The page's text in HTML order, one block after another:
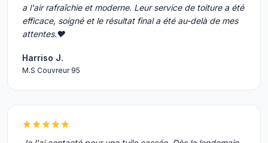
a l'air rafraîchie et moderne. Leur service de toiture a été
efficace, soigné et le résultat final a été au-delà de mes
attentes.♥️
Harriso J.
M.S Couvreur 95